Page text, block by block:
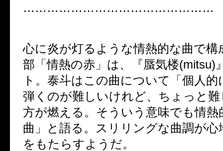
…………………………………………
心に炎が灯るような情熱的な曲で構
部「情熱の赤」は、『蜃気楼(mitsu)
ト。泰斗はこの曲について「個人
弾くのが難しいけれど、ちょっと
方が燃える。そういう意味でも情熱
曲」と語る。スリリングな曲調が心
をもたらすようだ。